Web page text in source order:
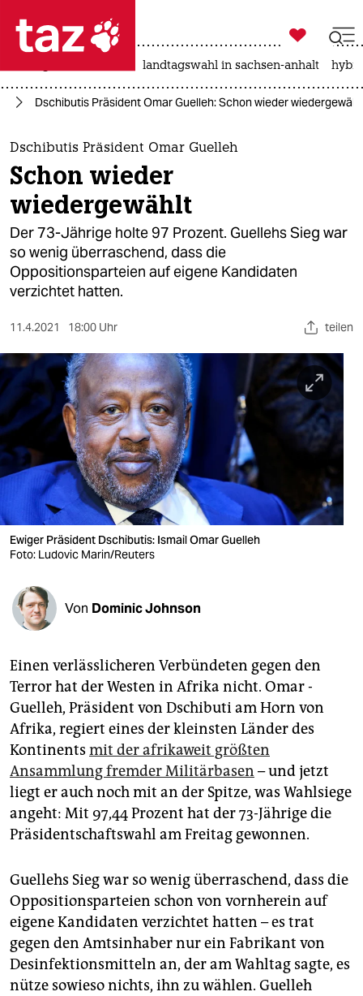
 taz zahl ich
taz zahl ich
themen
politik
öko
gesellschaft
kultur
sport
berlin
nord
wahrheit
verlag
verlag
veranstaltungen
fragen & hilfe
unterstützen
abo
genossenschaft
epaper login

taz zahl ich
landtagswahl in sachsen-anhalt
Dschibutis Präsident Omar Guelleh: Schon wieder
Dschibutis Präsident Omar Guelleh
Schon wieder
wiedergewählt
Der 73-Jährige holte 97 Prozent. Guellehs Sieg war
so wenig überraschend, dass die
Oppositionsparteien auf eigene Kandidaten
verzichtet hatten.
11.4.2021 18:00 Uhr teilen
Ewiger Präsident Dschibutis: Ismail Omar Guelleh
Foto: Ludovic Marin/Reuters
Von Dominic Johnson
Einen verlässlicheren Verbündeten gegen den
Terror hat der Westen in Afrika nicht. Omar ­
Guelleh, Präsident von Dschibuti am Horn von
Afrika, regiert eines der kleinsten Länder des
Kontinents mit der afrikaweit größten
Ansammlung fremder Militärbasen – und jetzt
liegt er auch noch mit an der Spitze, was Wahlsiege
angeht: Mit 97,44 Prozent hat der 73-Jährige die
Präsidentschaftswahl am Freitag gewonnen.
Guellehs Sieg war so wenig überraschend, dass die
Oppositionsparteien schon von vornherein auf
eigene Kandidaten verzichtet hatten – es trat
gegen den Amtsinhaber nur ein Fabrikant von
Desinfektionsmitteln an, der am Wahltag sagte, es
nütze sowieso nichts, ihn zu wählen. Guelleh